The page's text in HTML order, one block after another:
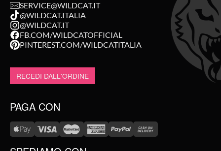
SERVICE@WILDCAT.IT
@WILDCAT.ITALIA
@WILDCAT.IT
FB.COM/WILDCATOFFICIAL
PINTEREST.COM/WILDCATITALIA
RECEDI DALL'ORDINE
PAGA CON